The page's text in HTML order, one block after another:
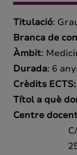
Titulació:
Branca de
Àmbit:
Durada: 6
Crèdits ECTS:
Títol a què
Centre
C/
25008